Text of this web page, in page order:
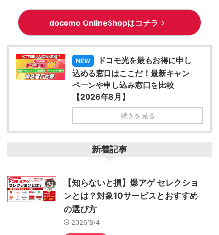
docomo OnlineShopはコチラ
NEW
ドコモ光を最もお得に申し
込める窓口はここだ！最新キャン
ペーンや申し込み窓口を比較
【2026年8月】
続きを見る
新着記事
【知らないと損】爆アゲ セレクショ
ンとは？対象10サービスとおすすめ
の選び方
2026/8/4